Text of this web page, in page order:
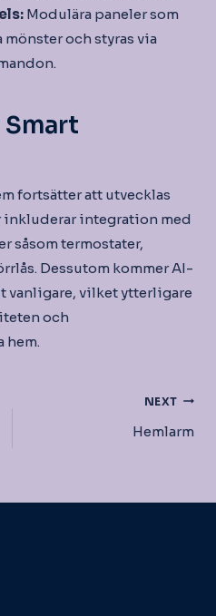
Modulära paneler som
mönster och styras via
Smart
fortsätter att utvecklas
inkluderar integration med
såsom termostater,
Dessutom kommer AI-
vanligare, vilket ytterligare
och
hem.
NEXT
Hemlarm